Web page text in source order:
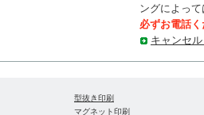
ングによっ
必ずお電話
キャンセ
型抜き印刷
マグネット印刷